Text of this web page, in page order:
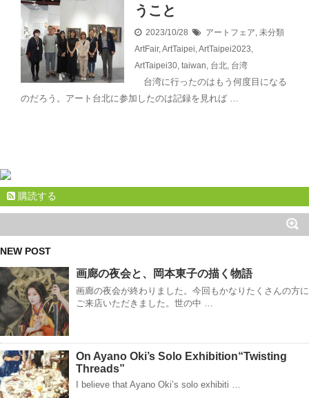
うこと
2023/10/28 アートフェア, 未分類
ArtFair,ArtTaipei,ArtTaipei2023,
ArtTaipei30, taiwan, 台北, 台湾
台湾に行ったのはもう何度目になる
のだろう。アート台北に参加したのは記録を見れば …
購読する
NEW POST
画廊の夜会と、岡本東子の描く物語
画廊の夜会が終わりました。今回もかなりたくさんの方に
ご来店いただきました。世の中 …
On Ayano Oki’s Solo Exhibition“Twisting
Threads”
I believe that Ayano Oki’s solo exhibiti …